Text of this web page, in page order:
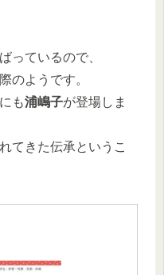
っているので、
のようです。
にも浦嶋子が登場しま
てきた伝承というこ